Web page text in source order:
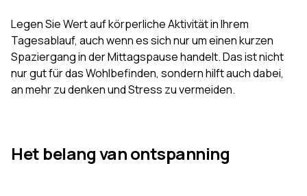
Legen Sie Wert auf körperliche Aktivität in Ihrem
Tagesablauf, auch wenn es sich nur um einen kurzen
Spaziergang in der Mittagspause handelt. Das ist nicht
nur gut für das Wohlbefinden, sondern hilft auch dabei,
an mehr zu denken und Stress zu vermeiden.
Het belang van ontspanning